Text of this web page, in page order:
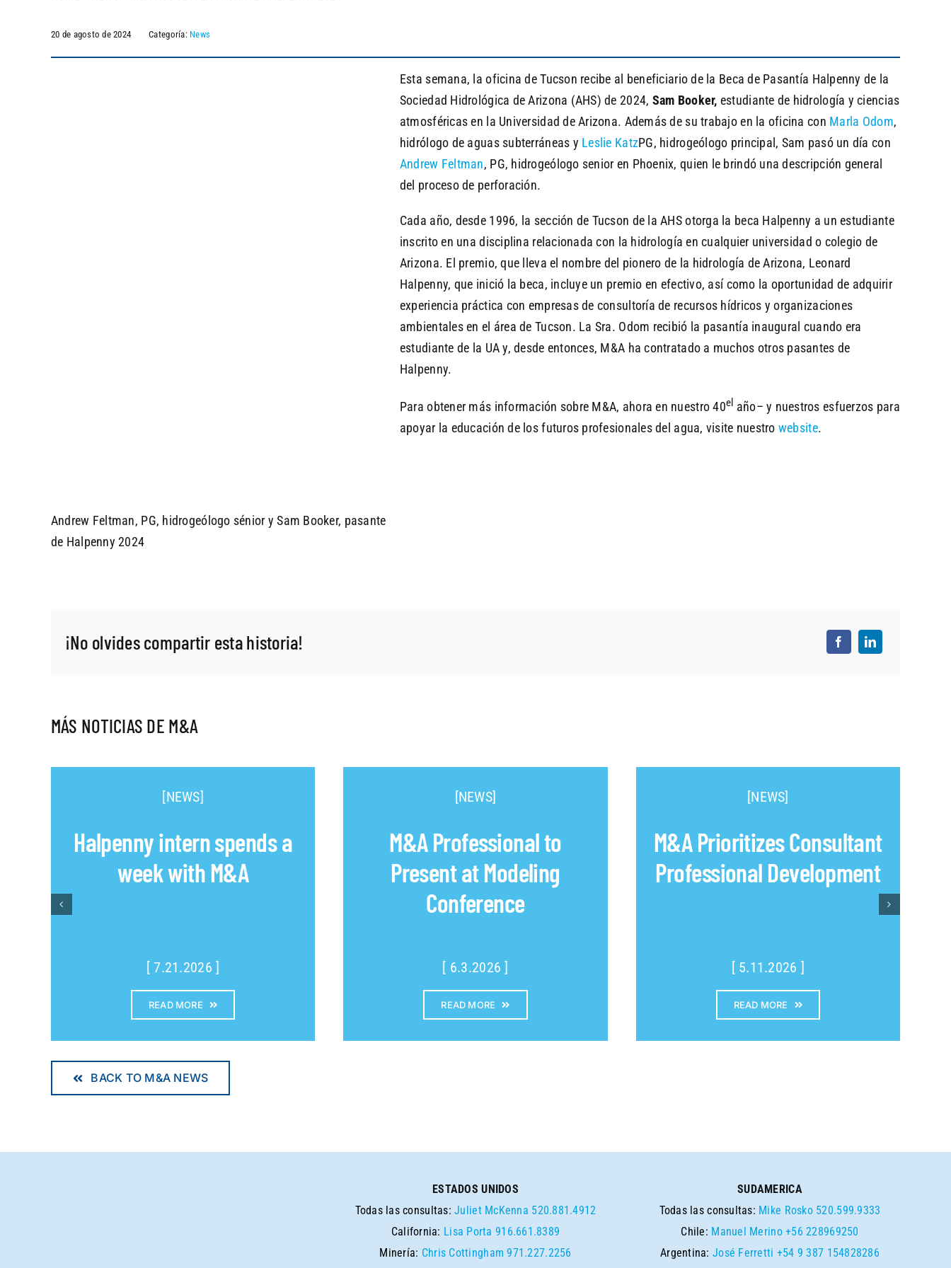
20 de agosto de 2024 Categoría: News
Andrew Feltman, PG, hidrogeólogo sénior y Sam Booker, pasante
de Halpenny 2024
Esta semana, la oficina de Tucson recibe al beneficiario de la Beca de Pasantía Halpenny de la
Sociedad Hidrológica de Arizona (AHS) de 2024, Sam Booker, estudiante de hidrología y ciencias
atmosféricas en la Universidad de Arizona. Además de su trabajo en la oficina con Marla Odom,
hidrólogo de aguas subterráneas y Leslie KatzPG, hidrogeólogo principal, Sam pasó un día con
Andrew Feltman, PG, hidrogeólogo senior en Phoenix, quien le brindó una descripción general
del proceso de perforación.
Cada año, desde 1996, la sección de Tucson de la AHS otorga la beca Halpenny a un estudiante
inscrito en una disciplina relacionada con la hidrología en cualquier universidad o colegio de
Arizona. El premio, que lleva el nombre del pionero de la hidrología de Arizona, Leonard
Halpenny, que inició la beca, incluye un premio en efectivo, así como la oportunidad de adquirir
experiencia práctica con empresas de consultoría de recursos hídricos y organizaciones
ambientales en el área de Tucson. La Sra. Odom recibió la pasantía inaugural cuando era
estudiante de la UA y, desde entonces, M&A ha contratado a muchos otros pasantes de
Halpenny.
Para obtener más información sobre M&A, ahora en nuestro 40el año– y nuestros esfuerzos para
apoyar la educación de los futuros profesionales del agua, visite nuestro website.
¡No olvides compartir esta historia!
MÁS NOTICIAS DE M&A
[NEWS]
Halpenny intern spends a
week with M&A
[ 7.21.2026 ]
READ MORE
[NEWS]
M&A Professional to
Present at Modeling
Conference
[ 6.3.2026 ]
READ MORE
[NEWS]
M&A Prioritizes Consultant
Professional Development
[ 5.11.2026 ]
READ MORE
BACK TO M&A NEWS
ESTADOS UNIDOS
Todas las consultas:Juliet McKenna 520.881.4912
California: Lisa Porta 916.661.8389
Minería: Chris Cottingham 971.227.2256
SUDAMERICA
Todas las consultas: Mike Rosko 520.599.9333
Chile: Manuel Merino +56 228969250
Argentina:José Ferretti +54 9 387 154828286